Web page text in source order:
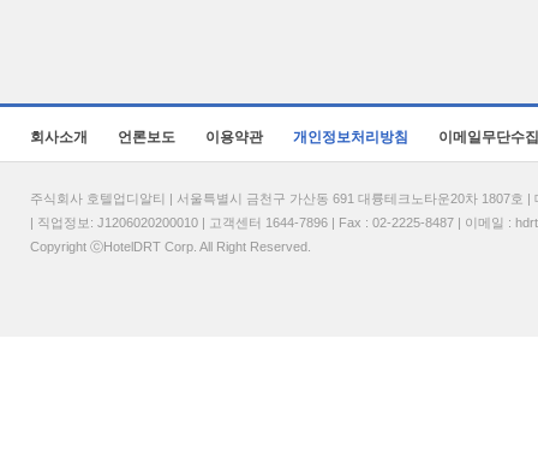
회사소개 언론보도 이용약관 개인정보처리방침 이메일무단수
주식회사 호텔업디알티 | 서울특별시 금천구 가산동 691 대륭테크노타운20차 1807
| 직업정보: J1206020200010 | 고객센터 1644-7896 | Fax : 02-2225-8487 | 이메일 :
Copyright ⓒHotelDRT Corp. All Right Reserved.